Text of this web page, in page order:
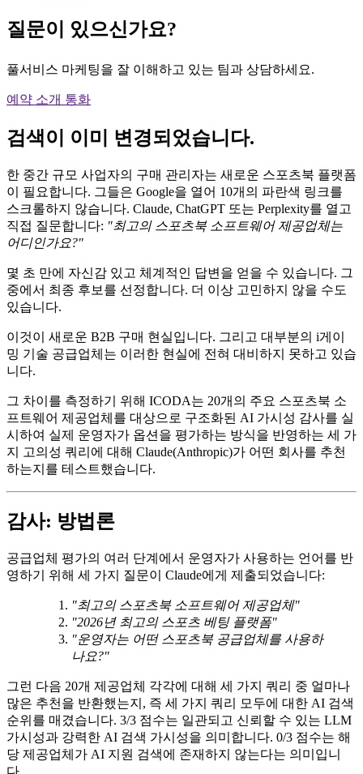
질문이 있으신가요?
풀서비스 마케팅을 잘 이해하고 있는 팀과 상담하세요.
예약 소개 통화
검색이 이미 변경되었습니다.
한 중간 규모 사업자의 구매 관리자는 새로운 스포츠북 플랫폼
이 필요합니다. 그들은 Google을 열어 10개의 파란색 링크를
스크롤하지 않습니다. Claude, ChatGPT 또는 Perplexity를 열고
직접 질문합니다: "최고의 스포츠북 소프트웨어 제공업체는
어디인가요?"
몇 초 만에 자신감 있고 체계적인 답변을 얻을 수 있습니다. 그
중에서 최종 후보를 선정합니다. 더 이상 고민하지 않을 수도
있습니다.
이것이 새로운 B2B 구매 현실입니다. 그리고 대부분의 i게이
밍 기술 공급업체는 이러한 현실에 전혀 대비하지 못하고 있습
니다.
그 차이를 측정하기 위해 ICODA는 20개의 주요 스포츠북 소
프트웨어 제공업체를 대상으로 구조화된 AI 가시성 감사를 실
시하여 실제 운영자가 옵션을 평가하는 방식을 반영하는 세 가
지 고의성 쿼리에 대해 Claude(Anthropic)가 어떤 회사를 추천
하는지를 테스트했습니다.
감사: 방법론
공급업체 평가의 여러 단계에서 운영자가 사용하는 언어를 반
영하기 위해 세 가지 질문이 Claude에게 제출되었습니다:
"최고의 스포츠북 소프트웨어 제공업체"
"2026년 최고의 스포츠 베팅 플랫폼"
"운영자는 어떤 스포츠북 공급업체를 사용하
나요?"
그런 다음 20개 제공업체 각각에 대해 세 가지 쿼리 중 얼마나
많은 추천을 반환했는지, 즉 세 가지 쿼리 모두에 대한 AI 검색
순위를 매겼습니다. 3/3 점수는 일관되고 신뢰할 수 있는 LLM
가시성과 강력한 AI 검색 가시성을 의미합니다. 0/3 점수는 해
당 제공업체가 AI 지원 검색에 존재하지 않는다는 의미입니